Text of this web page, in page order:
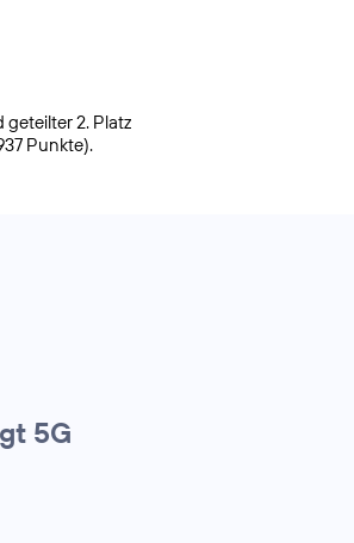
geteilter 2. Platz
Punkte).
5G